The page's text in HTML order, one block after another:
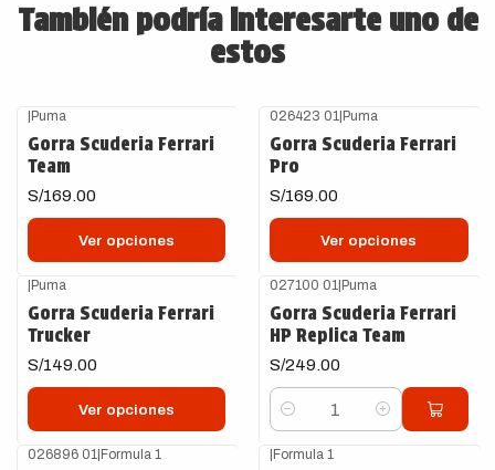
También podría interesarte uno de
estos
|Puma
Gorra Scuderia Ferrari
Team
S/169.00
Ver opciones
026423 01 |Puma
Gorra Scuderia Ferrari
Pro
S/169.00
Ver opciones
|Puma
Gorra Scuderia Ferrari
Trucker
S/149.00
Ver opciones
027100 01 |Puma
Gorra Scuderia Ferrari
HP Replica Team
S/249.00
Cantidad
026896 01 |Formula 1 |Formula 1